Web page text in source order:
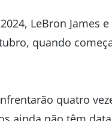
LeBron James
quando
quatro